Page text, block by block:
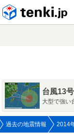
台風13
大型で強い
過去の地震情報 2014